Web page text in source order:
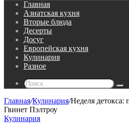
Главная
Азиатская кухня
Вторые блюда
Десерты
Досуг
Европейская кухня
Кулинария
Разное
Главная/Кулинария/Неделя
Гвинет Пэлтроу
Кулинария